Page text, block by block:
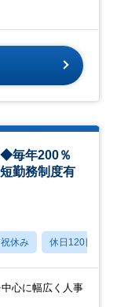
◆毎年200％
勤務制度有
休み 休日120日以上
心に幅広く人事